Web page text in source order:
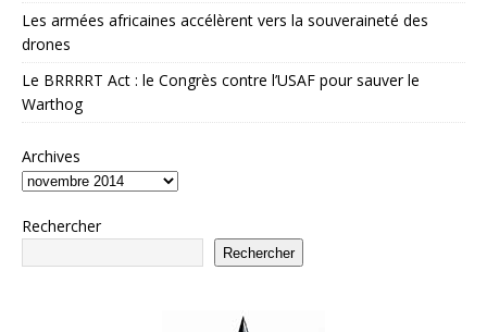
Les armées africaines accélèrent vers la souveraineté des
drones
Le BRRRRT Act : le Congrès contre l’USAF pour sauver le
Warthog
Archives
Rechercher
Rechercher